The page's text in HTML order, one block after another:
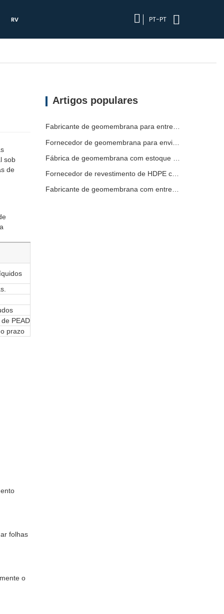
RV PT-PT
sob
de
PEAD
prazo
folhas
o
Artigos populares
Fabricante de geomembrana para entrega de projetos
Fabricante de geomembrana com entrega rápida